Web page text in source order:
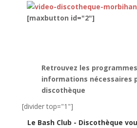
[maxbutton id="2"]
Retrouvez les
informations nécessaires
discothèque
[divider top="1"]
Le Bash Club - Discothèque